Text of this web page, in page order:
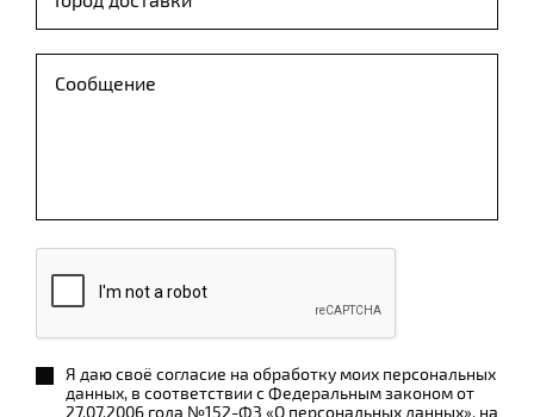
Я даю своё согласие на обработку моих персональных
данных, в соответствии с Федеральным законом от
27.07.2006 года №152-ФЗ «О персональных данных», на